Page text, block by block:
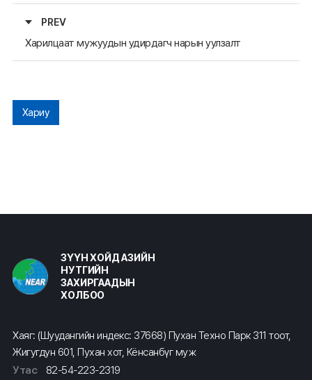
PREV
Харилцаат мужуудын удирдагч нарын уулзалт
Хариу
ЗҮҮН ХОЙД АЗИЙН
НУТГИЙН
ЗАХИРГААДЫН
ХОЛБОО
Хаяг: (Шуудангийн индекс: 37668) Пухан Техно Парк 311 тоот,
Жигугдун 601, Пухан хот, Кёнсанбүг муж
Утас
82-54-223-2319